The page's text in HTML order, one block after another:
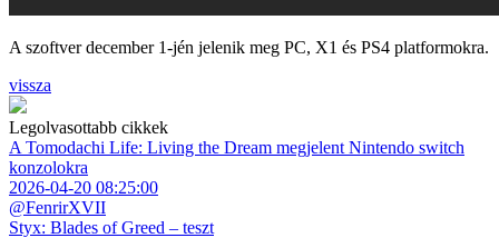
A szoftver december 1-jén jelenik meg PC, X1 és PS4 platformokra.
vissza
Legolvasottabb cikkek
A Tomodachi Life: Living the Dream megjelent Nintendo switch
konzolokra
2026-04-20 08:25:00
@FenrirXVII
Styx: Blades of Greed – teszt